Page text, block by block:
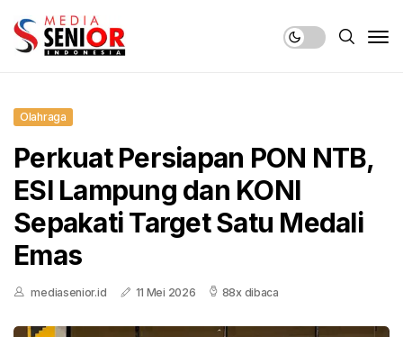
Olahraga
Perkuat Persiapan PON NTB,
ESI Lampung dan KONI
Sepakati Target Satu Medali
Emas
mediasenior.id 11 Mei 2026 88x dibaca